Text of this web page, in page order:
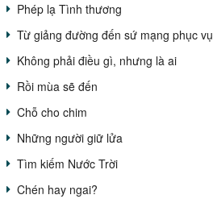
Phép lạ Tình thương
Từ giảng đường đến sứ mạng phục vụ
Không phải điều gì, nhưng là ai
Rồi mùa sẽ đến
Chỗ cho chim
Những người giữ lửa
Tìm kiếm Nước Trời
Chén hay ngai?